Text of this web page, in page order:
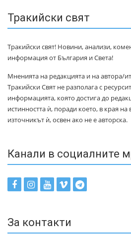
Тракийски свят
Тракийски свят! Новини, анализи,
информация от България и Света!
Мненията на редакцията и на автора/
Тракийски Свят не разполага с
информацията, която достига до
истинността ѝ, поради което, в края на
източникът ѝ, освен ако не е авторска.
Канали в социалните
За контакти